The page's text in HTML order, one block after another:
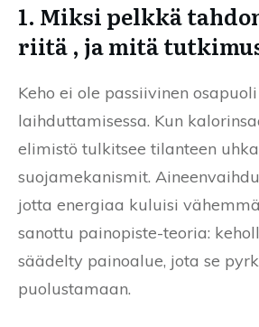
1. Miksi pelkkä
riitä , ja mitä
Keho ei ole passiivinen osapuoli
laihduttamisessa. Kun
elimistö tulkitsee tilanteen
suojamekanismit.
jotta energiaa kuluisi
sanottu painopiste-teoria:
säädelty painoalue, jota se
puolustamaan.